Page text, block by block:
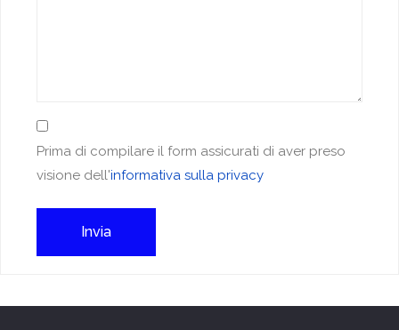
Prima di compilare il form assicurati di aver preso
visione dell'informativa sulla privacy
Invia